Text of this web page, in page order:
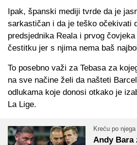
Ipak, španski mediji tvrde da je
sarkastičan i da je teško očekivati
predsjednika Reala i prvog
čestitku jer s njima nema baš
To posebno važi za Tebasa za
na sve načine želi da našteti
odlukama koje donosi otkako je
La Lige.
Kreću po
Andy Bara